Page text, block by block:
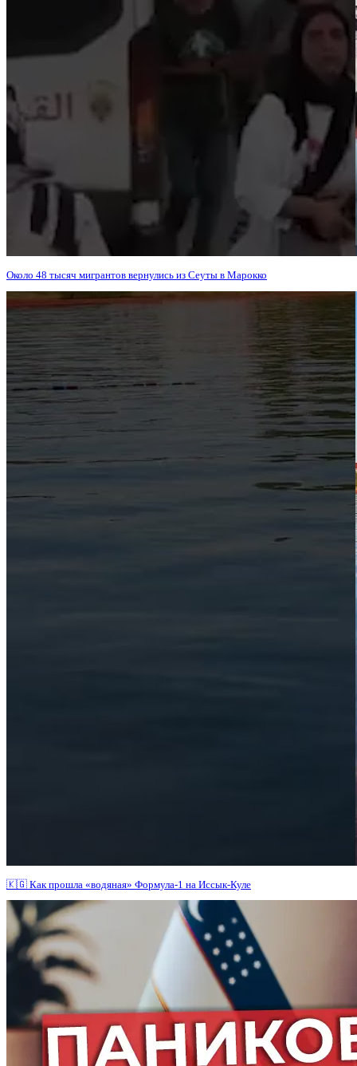
Около 48 тысяч мигрантов вернулись из Сеуты в Марокко
🇰🇬 Как прошла «водяная» Формула-1 на Иссык-Куле